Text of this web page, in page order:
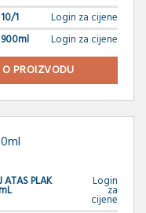
1
Login za cijene
900ml
Login za cijene
PROIZVODU
ATAS PLAK Login
za
cijene